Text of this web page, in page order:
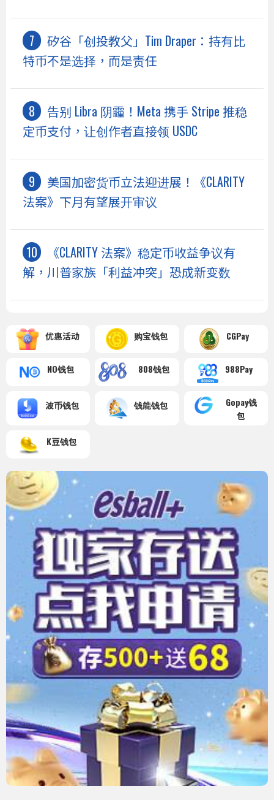
矽谷「创投教父」Tim Draper：持有比
特币不是选择，而是责任
告别 Libra 阴霾！Meta 携手 Stripe 推稳
定币支付，让创作者直接领 USDC
美国加密货币立法迎进展！《CLARITY
法案》下月有望展开审议
《CLARITY 法案》稳定币收益争议有
解，川普家族「利益冲突」恐成新变数
优惠活动 购宝钱包 CGPay
NO钱包 808钱包 988Pay
波币钱包 钱能钱包
Gopay钱
包
K豆钱包